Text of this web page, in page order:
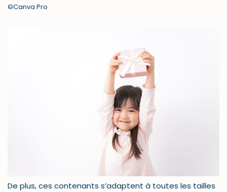
©Canva Pro
De plus, ces contenants s’adaptent à toutes les tailles